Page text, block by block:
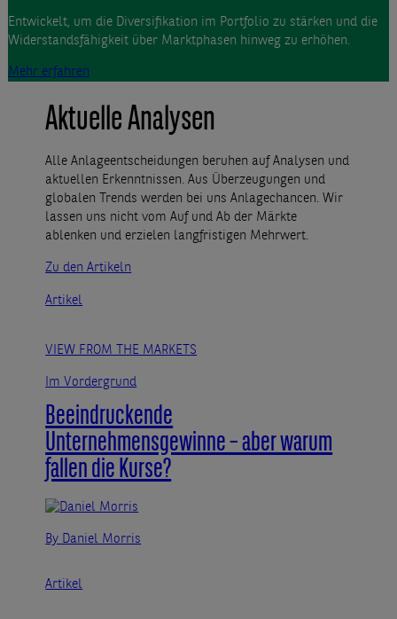
Entwickelt, um die Diversifikation im Portfolio zu stärken und die
Widerstandsfähigkeit über Marktphasen hinweg zu erhöhen.
Mehr erfahren
Aktuelle Analysen
Alle Anlageentscheidungen beruhen auf Analysen und
aktuellen Erkenntnissen. Aus Überzeugungen und
globalen Trends werden bei uns Anlagechancen. Wir
lassen uns nicht vom Auf und Ab der Märkte
ablenken und erzielen langfristigen Mehrwert.
Zu den Artikeln
Artikel
VIEW FROM THE MARKETS
Im Vordergrund
Beeindruckende
Unternehmensgewinne – aber warum
fallen die Kurse?
By Daniel Morris
Artikel